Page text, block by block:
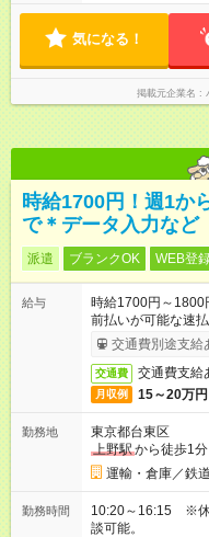
気になる！
掲載元企業名
時給1700円！週1か
で＊データ入力など
派遣 ブランクOK WEB登
給与
時給1700円～
前払いが可能な速
交通費別途支給
交通費 交通費支給
月収例 15～20万円
勤務地
東京都台東区
上野駅から徒歩1分
運輸・倉庫／鉄
勤務時間
10:20～16:15 ※休
談可能。